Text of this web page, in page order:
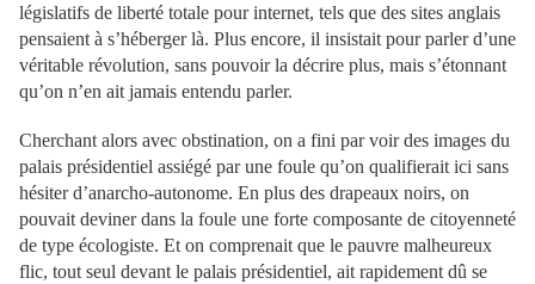
législatifs de liberté totale pour internet, tels que des sites anglais
pensaient à s’héberger là. Plus encore, il insistait pour parler d’une
véritable révolution, sans pouvoir la décrire plus, mais s’étonnant
qu’on n’en ait jamais entendu parler.
Cherchant alors avec obstination, on a fini par voir des images du
palais présidentiel assiégé par une foule qu’on qualifierait ici sans
hésiter d’anarcho-autonome. En plus des drapeaux noirs, on
pouvait deviner dans la foule une forte composante de citoyenneté
de type écologiste. Et on comprenait que le pauvre malheureux
flic, tout seul devant le palais présidentiel, ait rapidement dû se